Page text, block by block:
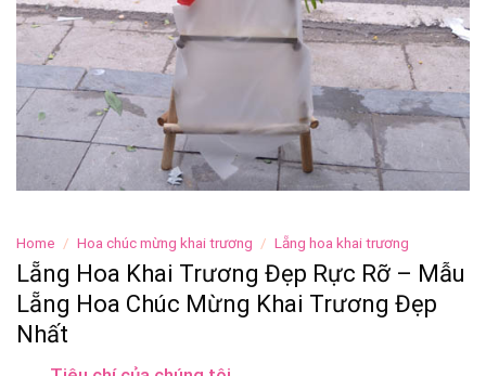
Home / Hoa chúc mừng khai trương / Lẵng hoa khai trương
Lẵng Hoa Khai Trương Đẹp Rực Rỡ – Mẫu
Lẵng Hoa Chúc Mừng Khai Trương Đẹp
Nhất